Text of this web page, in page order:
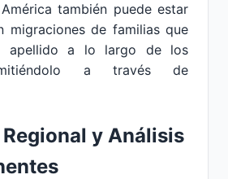
también puede estar
migraciones de familias que
apellido a lo largo de los
a través de
y Análisis